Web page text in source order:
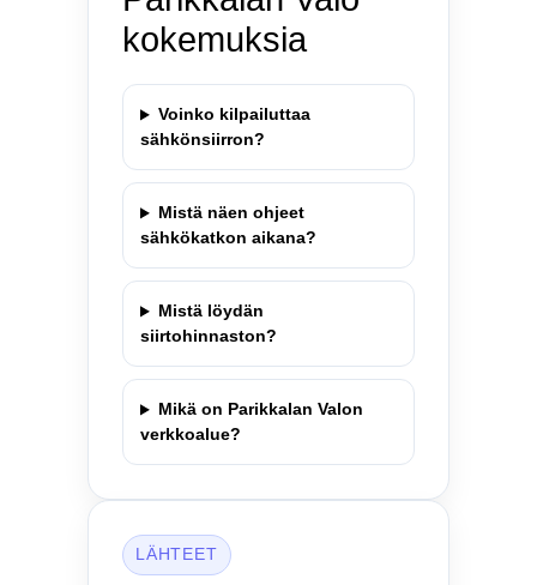
kokemuksia
Voinko kilpailuttaa
sähkönsiirron?
Mistä näen ohjeet
sähkökatkon aikana?
Mistä löydän
siirtohinnaston?
Mikä on Parikkalan Valon
verkkoalue?
LÄHTEET